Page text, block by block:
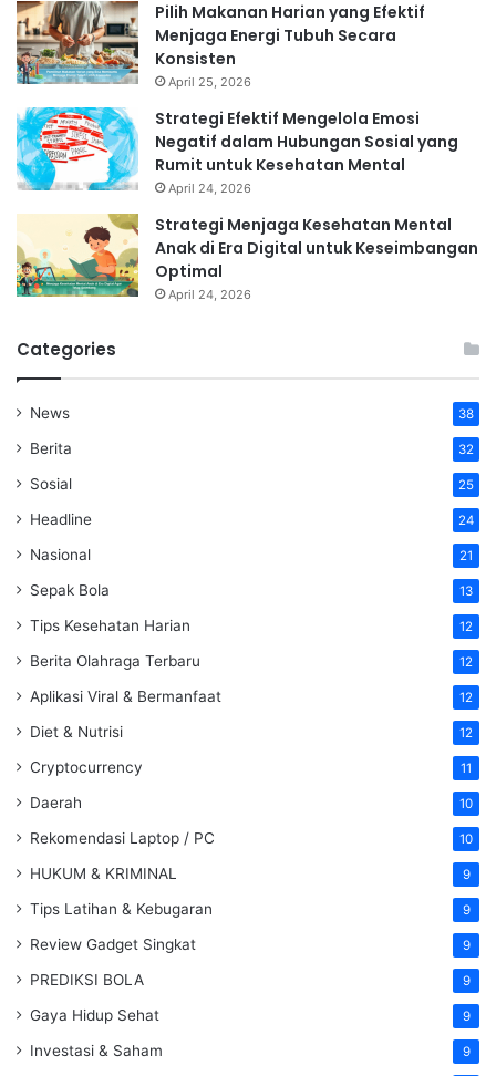
Pilih Makanan Harian yang Efektif
Menjaga Energi Tubuh Secara
Konsisten
April 25, 2026
Strategi Efektif Mengelola Emosi
Negatif dalam Hubungan Sosial yang
Rumit untuk Kesehatan Mental
April 24, 2026
Strategi Menjaga Kesehatan Mental
Anak di Era Digital untuk Keseimbangan
Optimal
April 24, 2026
Categories
News 38
Berita 32
Sosial 25
Headline 24
Nasional 21
Sepak Bola 13
Tips Kesehatan Harian 12
Berita Olahraga Terbaru 12
Aplikasi Viral & Bermanfaat 12
Diet & Nutrisi 12
Cryptocurrency 11
Daerah 10
Rekomendasi Laptop / PC 10
HUKUM & KRIMINAL 9
Tips Latihan & Kebugaran 9
Review Gadget Singkat 9
PREDIKSI BOLA 9
Gaya Hidup Sehat 9
Investasi & Saham 9